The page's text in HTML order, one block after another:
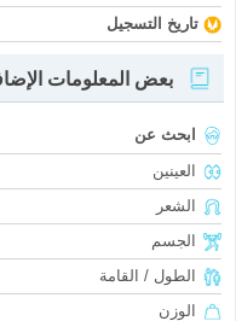
تاريخ التسجيل
بعض المعلومات
ابحث عن
العينين
الشعر
الجسم
الطول / القامة
الوزن